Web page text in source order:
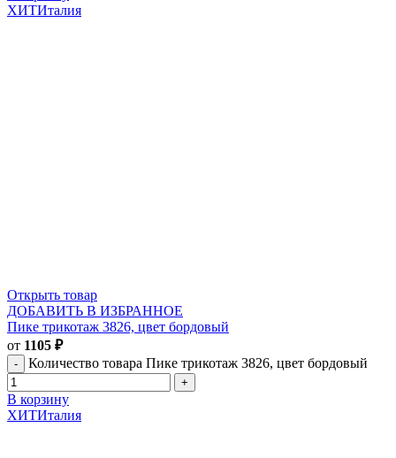
ХИТИталия
Открыть товар
ДОБАВИТЬ В ИЗБРАННОЕ
Пике трикотаж 3826, цвет бордовый
от 1105 ₽
Количество товара Пике трикотаж 3826, цвет бордовый
В корзину
ХИТИталия